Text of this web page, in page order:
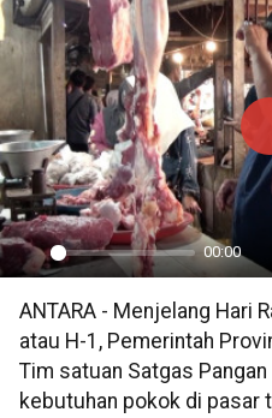
Play
00:00
ANTARA - Menjelang Hari
atau H-1, Pemerintah
Tim satuan Satgas
kebutuhan pokok di pasar